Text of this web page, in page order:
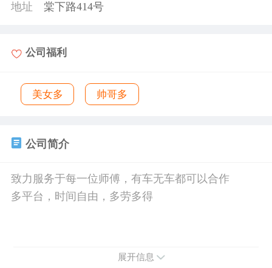
地址
棠下路414号
公司福利
美女多 帅哥多
公司简介
致力服务于每一位师傅，有车无车都可以合作
多平台，时间自由，多劳多得
展开信息